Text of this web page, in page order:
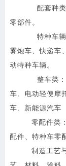
配套种
零部件。
特种车
雾炮车、快递车
动特种车辆。
整车类
车、电动轻便摩
车、新能源汽车
零配件类
配件、特种车零
制造工艺